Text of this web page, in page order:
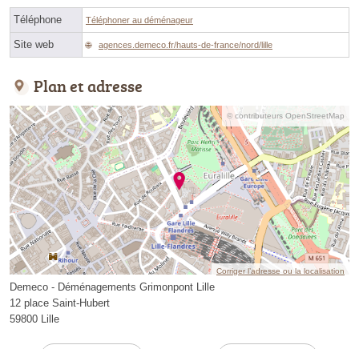
Téléphone Téléphoner au déménageur
Site web agences.demeco.fr/hauts-de-france/nord/lille
Plan et adresse
© contributeurs OpenStreetMap
Corriger l’adresse ou la localisation
Demeco - Déménagements Grimonpont Lille
12 place Saint-Hubert
59800 Lille